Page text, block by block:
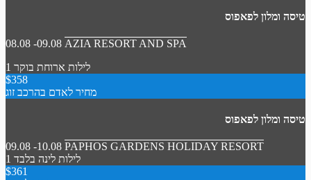
טיסה ומלון לפאפוס
08.08 -09.08 AZIA RESORT AND SPA
1 לילות ארוחת בוקר
$358
מחיר לאדם בהרכב זוג
טיסה ומלון לפאפוס
09.08 -10.08 PAPHOS GARDENS HOLIDAY RESORT
1 לילות לינה בלבד
$361